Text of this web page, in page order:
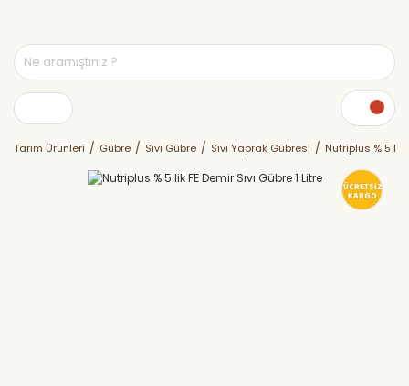
Tarım Ürünleri Gübre Sıvı Gübre Sıvı Yaprak Gübresi Nutriplus % 5 lik
ÜCRETSİZ
KARGO